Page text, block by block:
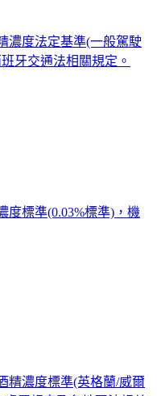
濃度法定基準(一般駕駛
牙交通法相關規定。
度標準(0.03%標準)，機
精濃度標準(英格蘭/威爾